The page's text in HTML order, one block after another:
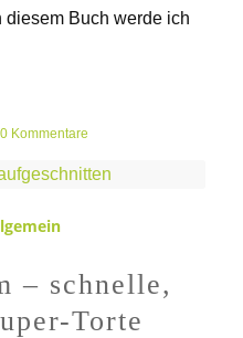
Buch werde ich
0 Kommentare
– schnelle,
Torte